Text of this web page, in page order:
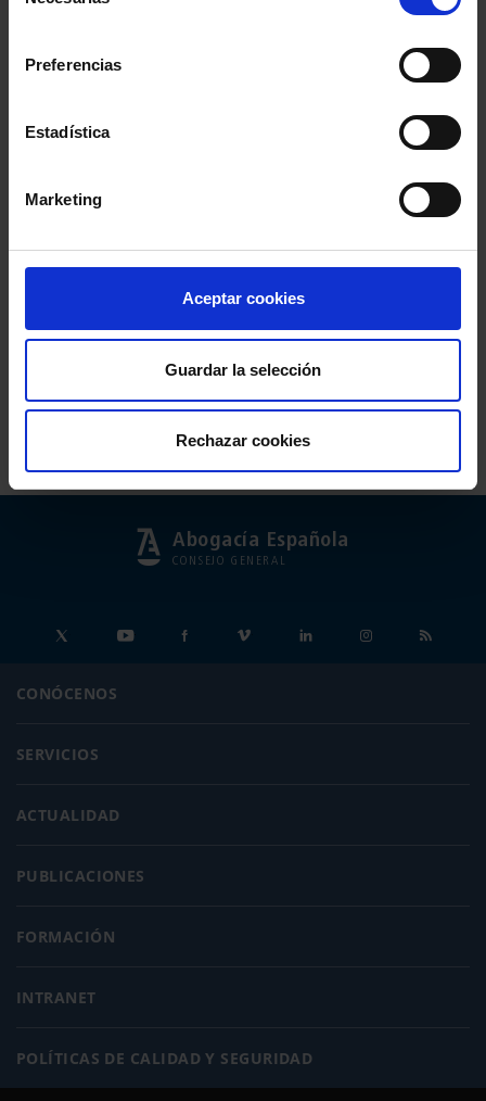
Preferencias
Estadística
Marketing
Aceptar cookies
Guardar la selección
Rechazar cookies
Abogacía Española
CONSEJO GENERAL
CONÓCENOS
SERVICIOS
ACTUALIDAD
PUBLICACIONES
FORMACIÓN
INTRANET
POLÍTICAS DE CALIDAD Y SEGURIDAD